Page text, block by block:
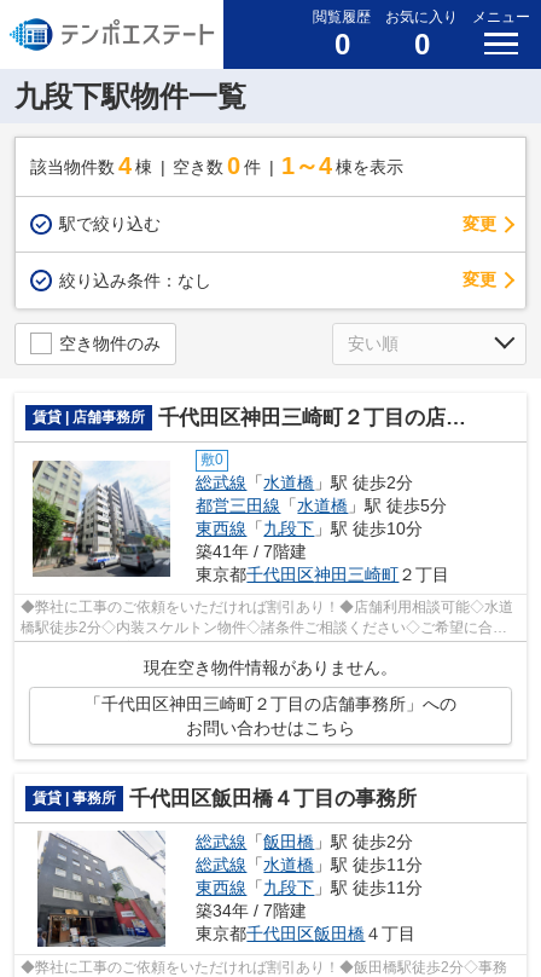
閲覧履歴
0
お気に入り
0
メニュー
九段下駅物件一覧
該当物件数 4棟 空き数 0 件 1～4 棟を表示
駅で絞り込む 変更
絞り込み条件： なし 変更
空き物件のみ
賃貸 | 店舗事務所 千代田区神田三崎町２丁目の店舗事務所
敷0
総武線 「水道橋 」駅 徒歩2分
都営三田線 「水道橋 」駅 徒歩5分
東西線 「九段下 」駅 徒歩10分
築41年 / 7階建
東京都千代田区神田三崎町２丁目
◆弊社に工事のご依頼をいただければ割引あり！◆店舗利用相談可能◇水道
橋駅徒歩2分◇内装スケルトン物件◇諸条件ご相談ください◇ご希望に合わ
現在空き物件情報がありません。
「千代田区神田三崎町２丁目の店舗事務所」への
お問い合わせはこちら
賃貸 | 事務所 千代田区飯田橋４丁目の事務所
総武線 「飯田橋 」駅 徒歩2分
総武線 「水道橋 」駅 徒歩11分
東西線 「九段下 」駅 徒歩11分
築34年 / 7階建
東京都千代田区飯田橋４丁目
◆弊社に工事のご依頼をいただければ割引あり！◆飯田橋駅徒歩2分◇事務